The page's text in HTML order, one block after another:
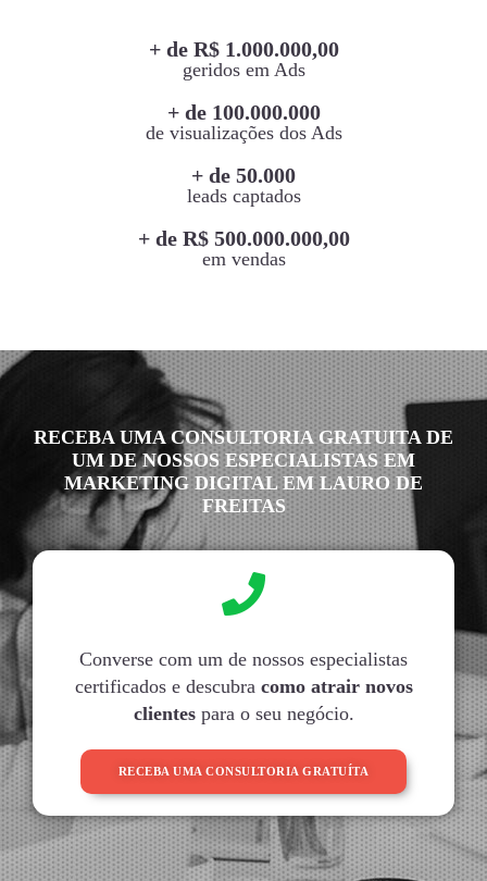
+ de R$ 1.000.000,00
geridos em Ads
+ de 100.000.000
de visualizações dos Ads
+ de 50.000
leads captados
+ de R$ 500.000.000,00
em vendas
RECEBA UMA CONSULTORIA GRATUITA DE
UM DE NOSSOS ESPECIALISTAS EM
MARKETING DIGITAL EM LAURO DE
FREITAS
Converse com um de nossos especialistas
certificados e descubra como atrair novos
clientespara o seu negócio.
RECEBA UMA CONSULTORIA GRATUÍTA